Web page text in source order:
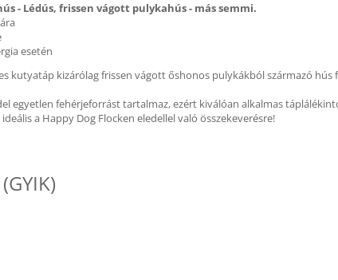
- Lédús, frissen vágott pulykahús - más semmi.
esetén
kutyatáp kizárólag frissen vágott őshonos pulykákból származó
egyetlen fehérjeforrást tartalmaz, ezért kiválóan alkalmas
a Happy Dog Flocken eledellel való összekeverésre!